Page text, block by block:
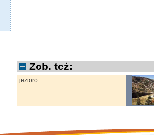
Zob. też:
jezioro